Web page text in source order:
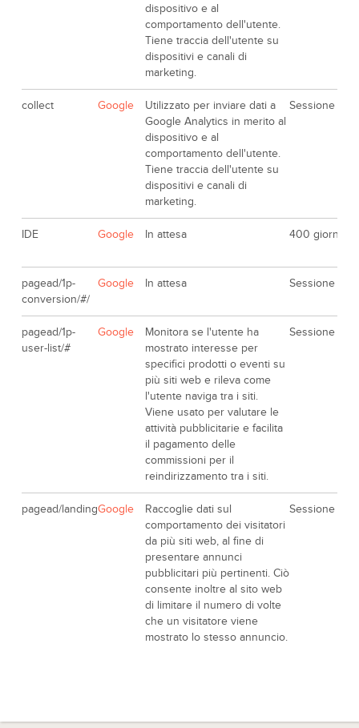
dispositivo e al
comportamento dell'utente.
Tiene traccia dell'utente su
dispositivi e canali di
marketing.
collect Google
Utilizzato per inviare dati a
Google Analytics in merito al
dispositivo e al
comportamento dell'utente.
Tiene traccia dell'utente su
dispositivi e canali di
marketing.
Sessione
IDE Google In attesa 400 giorni
pagead/1p-
conversion/#/
Google In attesa Sessione
pagead/1p-
user-list/#
Google
Monitora se l'utente ha
mostrato interesse per
specifici prodotti o eventi su
più siti web e rileva come
l'utente naviga tra i siti.
Viene usato per valutare le
attività pubblicitarie e facilita
il pagamento delle
commissioni per il
reindirizzamento tra i siti.
Sessione
pagead/landingGoogle
Raccoglie dati sul
comportamento dei visitatori
da più siti web, al fine di
presentare annunci
pubblicitari più pertinenti. Ciò
consente inoltre al sito web
di limitare il numero di volte
che un visitatore viene
mostrato lo stesso annuncio.
Sessione